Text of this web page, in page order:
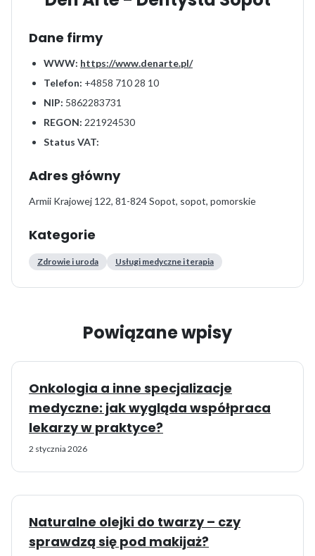
Dane firmy
WWW: https://www.denarte.pl/
Telefon: +4858 710 28 10
NIP: 5862283731
REGON: 221924530
Status VAT:
Adres główny
Armii Krajowej 122, 81-824 Sopot, sopot, pomorskie
Kategorie
Zdrowie i uroda Usługi medyczne i terapia
Powiązane wpisy
Onkologia a inne specjalizacje
medyczne: jak wygląda współpraca
lekarzy w praktyce?
2 stycznia 2026
Naturalne olejki do twarzy – czy
sprawdzą się pod makijaż?